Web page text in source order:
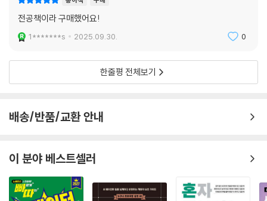
2 커뮤니케이션 다이어그램
3 상태 다이어그램
연습문제
CHAPTER 06 설계 원리
1 서브시스템, 모듈
2 설계 관점
3 설계 작업 과정
02 품질 목표
전공책이라 구매했어요!
1*******s 2025.09.30. 0
한줄평 전체보기
배송/반품/교환 안내
이 분야 베스트셀러